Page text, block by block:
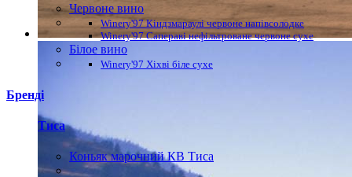
Червоне вино
Winery'97 Кіндзмараулі червоне напівсолодке
Winery'97 Сапераві нефільтроване червоне сухе
Білое вино
Winery'97 Хіхві біле сухе
Бренді
Тиса
Коньяк марочний КВ Тиса